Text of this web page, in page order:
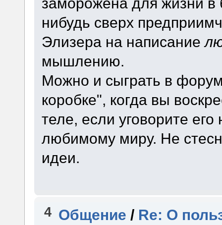
нибудь сверх
Элизера на написание
мышлению.
Можно и сыграть в
коробке", когда вы
теле, если уговорите
любимому миру. Не
идеи.
4 Общение / Re: О